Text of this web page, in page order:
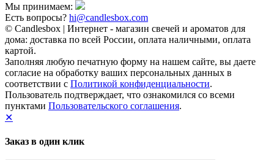
Мы принимаем:
Есть вопросы? hi@candlesbox.com
© Candlesbox | Интернет - магазин свечей и ароматов для
дома: доставка по всей России, оплата наличными, оплата
картой.
Заполняя любую печатную форму на нашем сайте, вы даете
согласие на обработку ваших персональных данных в
соответствии с Политикой конфиденциальности.
Пользователь подтверждает, что ознакомился со всеми
пунктами Пользовательского соглашения.
✕
Заказ в один клик